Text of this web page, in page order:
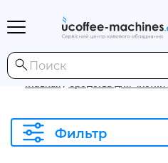
Главная / Средства для чистки
Фильтр